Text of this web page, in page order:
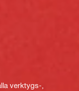
verktygs-,